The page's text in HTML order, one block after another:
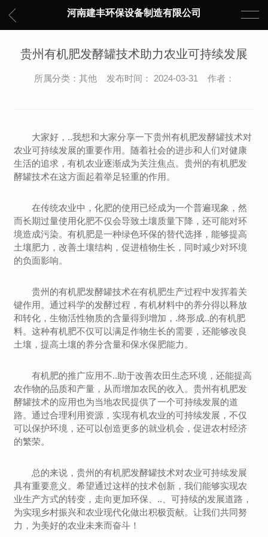
河南建丰环保设备制造有限公司
贵州有机肥发酵罐技术助力农业可持续发展
所属分类：其他 发布时间： 2024-03-31 作者：
大家好，..我想和大家分享一下贵州有机肥发酵罐技术对
农业可持续发展的重要作用。随着社会的进步和人们对健康
生活的追求，有机农业逐渐成为关注焦点。贵州的有机肥发
酵罐技术在这方面起着举足轻重的作用。
在传统农业中，化肥的使用已经成为一个普遍现象，然
而长期过量使用化肥不仅会导致土壤质量下降，还可能对环
境造成污染。有机肥是一种绿色环保的替代选择，能够提高
土壤肥力，改善土壤结构，促进植物生长，同时减少对环境
的负面影响。
贵州的有机肥发酵罐技术在有机肥生产过程中发挥着关
键作用。通过科学的发酵过程，有机材料中的养分得以释放
和转化，生物活性物质的含量得到增加，.终形成..的有机肥
料。这种有机肥不仅可以满足作物生长的需要，还能够改良
土壤，提高土壤的养分含量和保水保肥能力。
有机肥的推广应用不..助于改善农田生态环境，还能提高
农作物的品质和产量，从而增加农民的收入。贵州有机肥发
酵罐技术的应用也为当地农民提供了一个可持续发展的道
路。通过合理利用资源，实现有机农业的可持续发展，不仅
可以保护环境，还可以创造更多的就业机会，促进农村经济
的繁荣。
总的来说，贵州的有机肥发酵罐技术对农业可持续发展
具有重要意义。希望通过这样的技术创新，我们能够实现农
业生产方式的转变，走向更加环保、..、可持续的发展道路，
为实现乡村振兴和农业现代化做出积极贡献。让我们共同努
力，为美好的农业未来而奋斗！